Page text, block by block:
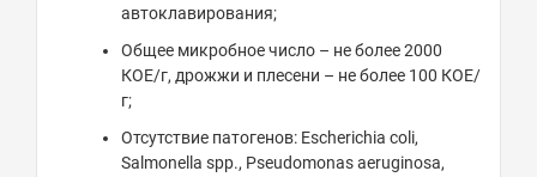
автоклавирования;
Общее микробное число – не более 2000
КОЕ/г, дрожжи и плесени – не более 100 КОЕ/
г;
Отсутствие патогенов: Escherichia coli,
Salmonella spp., Pseudomonas aeruginosa,